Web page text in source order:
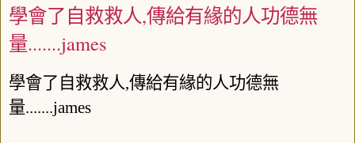
學會了自救救人,傳給有緣的人功德無
量.......james
學會了自救救人,傳給有緣的人功德無
量.......james